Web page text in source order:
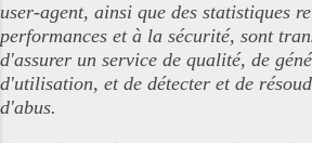
user-agent, ainsi que des statistiques
performances et à la sécurité, sont
d'assurer un service de qualité, de
d'utilisation, et de détecter et de
d'abus.